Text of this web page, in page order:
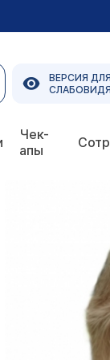
ВЕРСИЯ ДЛЯ
Чек-
апы